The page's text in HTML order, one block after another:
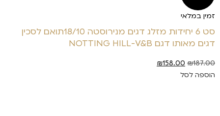
זמין במלאי
סט 6 יחידות מזלג דגים מנירוסטה 18/10תואם לסכין
דגים מאותו דגם NOTTING HILL-V&B
₪187.00
₪158.00
הוספה לסל